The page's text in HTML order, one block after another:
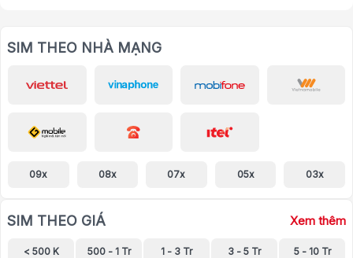
SIM THEO NHÀ MẠNG
09x 08x 07x 05x 03x
SIM THEO GIÁ Xem thêm
< 500 K 500 - 1 Tr 1 - 3 Tr 3 - 5 Tr 5 - 10 Tr